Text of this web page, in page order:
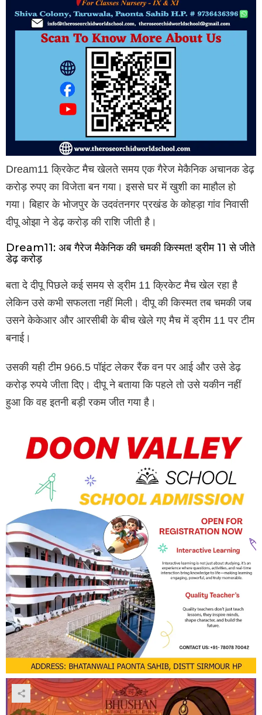
Dream11 क्रिकेट मैच खेलते समय एक गैरेज मेकैनिक अचानक डेढ़
करोड़ रुपए का विजेता बन गया। इससे घर में खुशी का माहौल हो
गया। बिहार के भोजपुर के उदवंतनगर प्रखंड के कोहड़ा गांव निवासी
दीपू ओझा ने डेढ़ करोड़ की राशि जीती है।
Dream11: अब गैरेज मैकेनिक की चमकी किस्मत! ड्रीम 11 से जीते
डेढ़ करोड़
बता दे दीपू पिछले कई समय से ड्रीम 11 क्रिकेट मैच खेल रहा है
लेकिन उसे कभी सफलता नहीं मिली। दीपू की किस्मत तब चमकी जब
उसने केकेआर और आरसीबी के बीच खेले गए मैच में ड्रीम 11 पर टीम
बनाई।
उसकी यही टीम 966.5 पॉइंट लेकर रैंक वन पर आई और उसे डेढ़
करोड़ रुपये जीता दिए। दीपू ने बताया कि पहले तो उसे यकीन नहीं
हुआ कि वह इतनी बड़ी रकम जीत गया है।